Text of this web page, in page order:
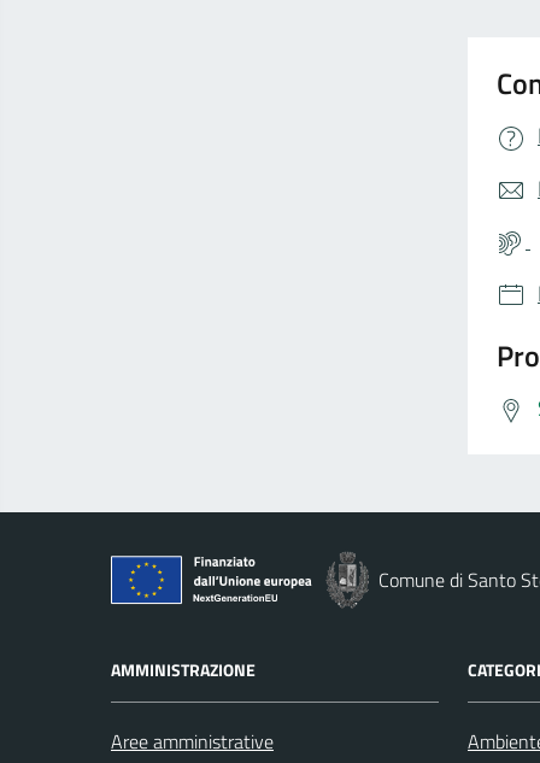
Comune di Santo
AMMINISTRAZIONE
Aree amministrative